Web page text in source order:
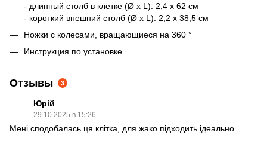
- длинный столб в клетке (Ø x L): 2,4 x 62 см
- короткий внешний столб (Ø x L): 2,2 x 38,5 см
Ножки с колесами, вращающиеся на 360 °
Инструкция по установке
Отзывы 3
Юрій
29.10.2025 в 15:26
Мені сподобалась ця клітка, для жако підходить ідеально.